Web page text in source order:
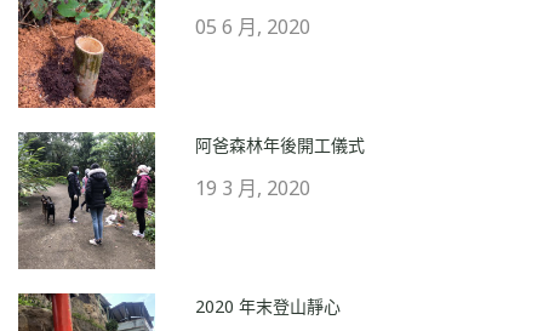
05 6 月, 2020
阿爸森林年後開工儀式
19 3 月, 2020
2020 年末登山靜心